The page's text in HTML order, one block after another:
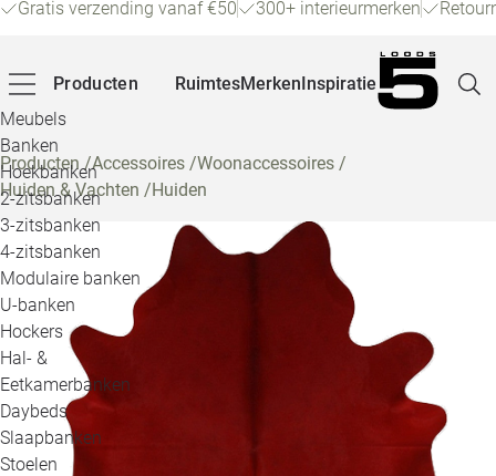
Gratis verzending vanaf €50 300+ interieurmerken
Producten
Meubels
Banken
Hoekbanken
2-zitsbanken
3-zitsbanken
4-zitsbanken
Modulaire banken
U-banken
Hockers
Hal- &
Eetkamerbanken
Daybeds
Slaapbanken
Stoelen
RuimtesMerkenInspiratie
Producten/Accessoires /Woonaccessoires /
Huiden & Vachten /Huiden